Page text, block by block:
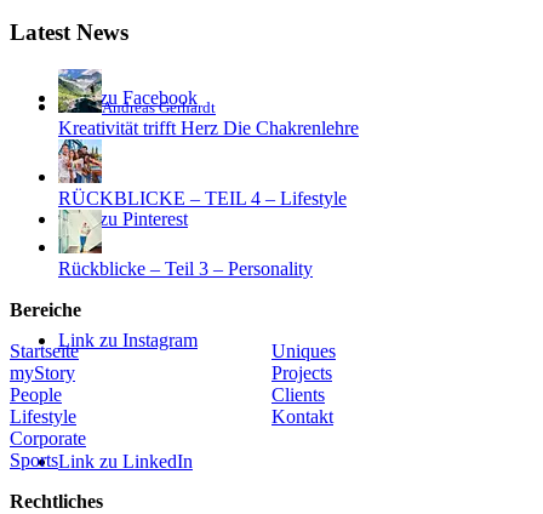
Link zu Facebook
Link zu Pinterest
Link zu Instagram
Link zu LinkedIn
Latest News
Andreas Gerhardt
Kreativität trifft Herz Die Chakrenlehre
RÜCKBLICKE – TEIL 4 – Lifestyle
Rückblicke – Teil 3 – Personality
Bereiche
Startseite
myStory
People
Lifestyle
Corporate
Sports
Uniques
Projects
Clients
Kontakt
Rechtliches